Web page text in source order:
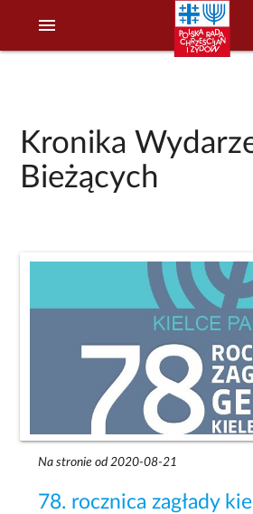
menu
Kronika
Bieżących
Na stronie od 2020-08-21
78. rocznica zagłady